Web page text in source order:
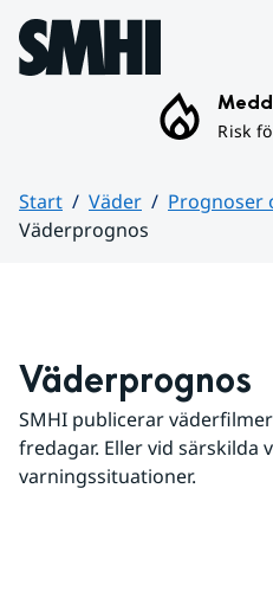
Hoppa till sidans innehåll
Risk
Start Väder
Prognoser
Väderprognos
Väderprognos
SMHI publicerar
fredagar. Eller vid särskilda
varningssituationer.